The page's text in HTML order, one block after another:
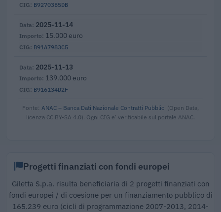
B92703B5DB
B91A7983C5
2025-11-14
15.000 euro
B916134D2F
2025-11-13
139.000 euro
Fonte: ANAC – Banca Dati Nazionale Contratti Pubblici (Open Data,
licenza CC BY-SA 4.0). Ogni CIG e' verificabile sul portale ANAC.
Progetti finanziati con fondi europei
Giletta S.p.a. risulta beneficiaria di 2 progetti finanziati con
fondi europei / di coesione per un finanziamento pubblico di
165.239 euro (cicli di programmazione 2007-2013, 2014-